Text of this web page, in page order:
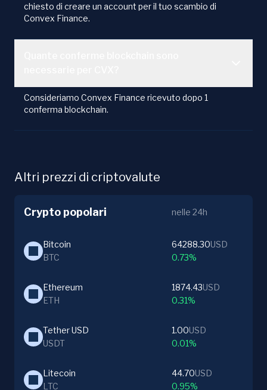
chiesto di creare un account per il tuo scambio di
Convex Finance.
Consideriamo Convex Finance ricevuto dopo 1
conferma blockchain.
Altri prezzi di criptovalute
Crypto popolari nelle 24h
Bitcoin
BTC
64288.30USD
0.73%
Ethereum
ETH
1874.43USD
0.31%
Tether USD
USDT
1.00USD
0.01%
Litecoin
LTC
44.70USD
0.95%